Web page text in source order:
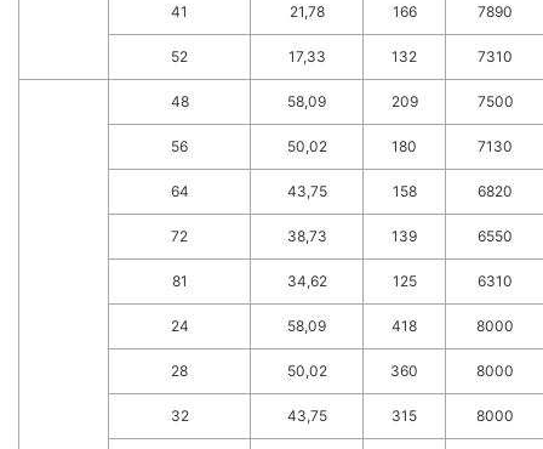
41 21,78 166 7890
52 17,33 132 7310
48 58,09 209 7500
56 50,02 180 7130
64 43,75 158 6820
72 38,73 139 6550
81 34,62 125 6310
24 58,09 418 8000
28 50,02 360 8000
32 43,75 315 8000